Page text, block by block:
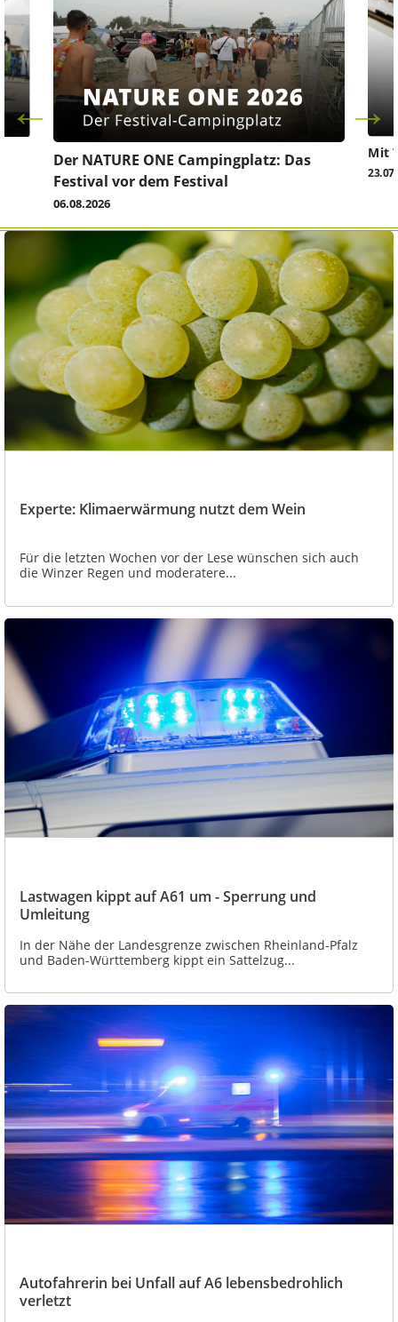
Der NATURE ONE Campingplatz: Das
Festival vor dem Festival
06.08.2026
Mit
Experte: Klimaerwärmung nutzt dem Wein
Für die letzten Wochen vor der Lese wünschen sich auch
die Winzer Regen und moderatere...
Lastwagen kippt auf A61 um - Sperrung und
Umleitung
In der Nähe der Landesgrenze zwischen Rheinland-Pfalz
und Baden-Württemberg kippt ein Sattelzug...
Autofahrerin bei Unfall auf A6 lebensbedrohlich
verletzt